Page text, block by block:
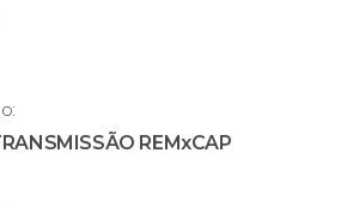
REMxCAP